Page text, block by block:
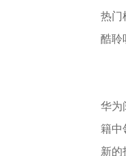
热门
酷聆
华为
籍中
新的